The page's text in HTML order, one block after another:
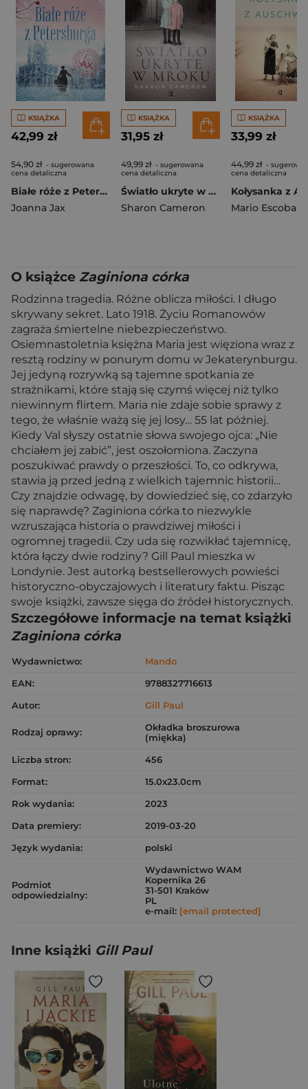
KSIĄŻKA
42,99 zł
54,90 zł - sugerowana
cena detaliczna
Białe róże z Petersburga
Joanna Jax
KSIĄŻKA
31,95 zł
49,99 zł - sugerowana
cena detaliczna
Światło ukryte w mroku
Sharon Cameron
KSIĄŻKA
33,99 zł
44,99 zł -
cena detaliczna
Mario Escobar
O książce Zaginiona córka
Rodzinna tragedia. Różne oblicza miłości. I długo
skrywany sekret. Lato 1918. Życiu Romanowów
zagraża śmiertelne niebezpieczeństwo.
Osiemnastoletnia księżna Maria jest więziona wraz z
resztą rodziny w ponurym domu w Jekaterynburgu.
Jej jedyną rozrywką są tajemne spotkania ze
strażnikami, które stają się czymś więcej niż tylko
niewinnym flirtem. Maria nie zdaje sobie sprawy z
tego, że właśnie ważą się jej losy… 55 lat później.
Kiedy Val słyszy ostatnie słowa swojego ojca: „Nie
chciałem jej zabić”, jest oszołomiona. Zaczyna
poszukiwać prawdy o przeszłości. To, co odkrywa,
stawia ją przed jedną z wielkich tajemnic historii…
Czy znajdzie odwagę, by dowiedzieć się, co zdarzyło
się naprawdę? Zaginiona córka to niezwykle
wzruszająca historia o prawdziwej miłości i
ogromnej tragedii. Czy uda się rozwikłać tajemnicę,
która łączy dwie rodziny? Gill Paul mieszka w
Londynie. Jest autorką bestsellerowych powieści
historyczno-obyczajowych i literatury faktu. Pisząc
swoje książki, zawsze sięga do źródeł historycznych.
Szczegółowe informacje na temat książki
Zaginiona córka
Wydawnictwo:
Mando
EAN:
9788327716613
Autor:
Gill Paul
Rodzaj oprawy:
Okładka broszurowa
(miękka)
Liczba stron:
456
Format:
15.0x23.0cm
Rok wydania:
2023
Data premiery:
2019-03-20
Język wydania:
polski
Podmiot
odpowiedzialny:
Wydawnictwo WAM
Kopernika 26
31-501 Kraków
PL
e-mail: [email protected]
Inne książki Gill Paul